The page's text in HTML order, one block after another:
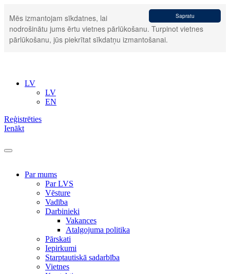
Sapratu
Mēs izmantojam sīkdatnes, lai
nodrošinātu jums ērtu vietnes pārlūkošanu. Turpinot vietnes
pārlūkošanu, jūs piekrītat sīkdatņu izmantošanai.
LV
LV
EN
Reģistrēties
Ienākt
Par mums
Par LVS
Vēsture
Vadība
Darbinieki
Vakances
Atalgojuma politika
Pārskati
Iepirkumi
Starptautiskā sadarbība
Vietnes